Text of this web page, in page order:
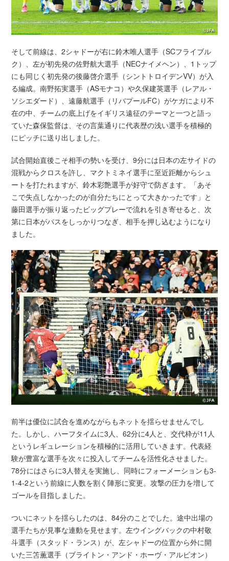
そして前線は、2シャドーが右に鈴木唯人選手（SCフライブル
ク）、左が初先発の佐野航大選手（NECナイメヘン）、1トップ
にも同じく初先発の後藤啓介選手（シントトロイデンVV）が入
る編成。南野拓実選手（ASモナコ）や久保建英選手（レアル・
ソシエダード）、遠藤航選手（リバプールFC）がケガにより不
在の中、チームの底上げをイギリス遠征のテーマと一つと語っ
ていた森保監督は、その言葉通りに代表歴の浅い選手を積極的
にピッチに送り出しました。
試合開始直後こそ相手の勢いを受け、9分には日本の左サイドの
混戦からクロスを許し、マクトミネイ選手に至近距離からシュ
ートを打たれますが、鈴木彩艶選手が好守で防ぎます。「あそ
こで失点しなかったのが自分たちにとって大きかったです」と
藤田選手が振り返ったビッグプレーで流れを引き寄せると、次
第に日本がパスをしっかりつなぎ、相手を押し込むようになり
ました。
前半は優位に試合を進めながらもネットを揺らせませんでし
た。しかし、ハーフタイムに3人、62分に4人と、交代枠が11人
というレギュレーションを積極的に活用していきます。代表経
験が豊富な選手を次々に投入してチームを活性化させました。
78分にはさらに3人替えを実施し、同時にフォーメーションも3-
1-4-2という前線に人数を割く陣形に変更。攻撃の圧力を増して
ゴールを目指しました。
ついにネットを揺らしたのは、84分のことでした。途中出場の
選手たちが見事な連動を見せます。左ウイングバックの中村敬
斗選手（スタッド・ランス）が、左シャドーの位置から外に開
いた三笘薫選手（ブライトン・アンド・ホーヴ・アルビオン）